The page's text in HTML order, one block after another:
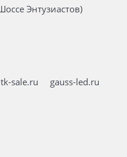
Энтузиастов)
sale.ru
gauss-led.ru